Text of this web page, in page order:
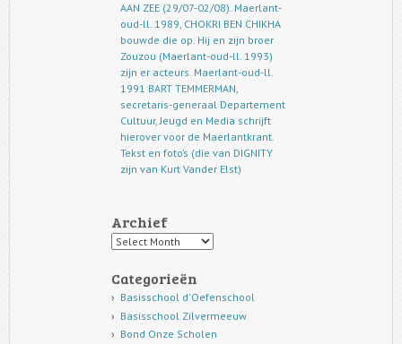
AAN ZEE (29/07-02/08). Maerlant-
oud-ll. 1989, CHOKRI BEN CHIKHA
bouwde die op. Hij en zijn broer
Zouzou (Maerlant-oud-ll. 1993)
zijn er acteurs. Maerlant-oud-ll.
1991 BART TEMMERMAN,
secretaris-generaal Departement
Cultuur, Jeugd en Media schrijft
hierover voor de Maerlantkrant.
Tekst en foto’s (die van DIGNITY
zijn van Kurt Vander Elst)
Archief
Archief
Categorieën
Basisschool d'Oefenschool
Basisschool Zilvermeeuw
Bond Onze Scholen